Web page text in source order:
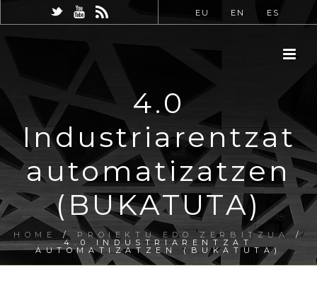
EU EN ES
4.0
Industriarentzat
automatizatzen
(BUKATUTA)
HOME / PROIEKTU EDO ZERBITZUA /
4.0 INDUSTRIARENTZAT
AUTOMATIZATZEN (BUKATUTA)